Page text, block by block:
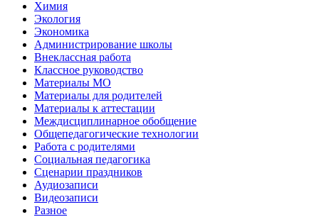
Химия
Экология
Экономика
Администрирование школы
Внеклассная работа
Классное руководство
Материалы МО
Материалы для родителей
Материалы к аттестации
Междисциплинарное обобщение
Общепедагогические технологии
Работа с родителями
Социальная педагогика
Сценарии праздников
Аудиозаписи
Видеозаписи
Разное